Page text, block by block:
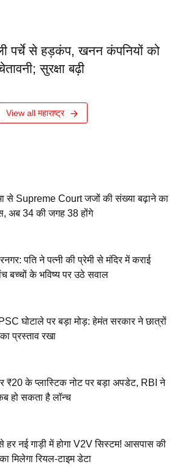
पर्चे से हड़कंप, खनन कंपनियों को
सुरक्षा बढ़ी
View all महाराष्ट्र
से Supreme Court जजों की संख्या बढ़ाने का
अब 34 की जगह 38 होंगे
पति ने पत्नी की प्रेमी से मंदिर में कराई
बच्चों के भविष्य पर उठे सवाल
घोटाले पर बड़ा मोड़: हेमंत सरकार ने छात्रों
का प्रस्ताव रखा
₹20 के प्लास्टिक नोट पर बड़ा अपडेट, RBI ने
हो सकता है लॉन्च
हर नई गाड़ी में होगा V2V सिस्टम! आसपास की
मिलेगा रियल-टाइम डेटा